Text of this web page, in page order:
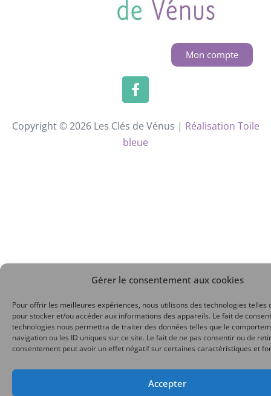
Gérer le consentement aux cookies
Pour offrir les meilleures expériences, nous utilisons des technologies telles
pour stocker et/ou accéder aux informations des appareils. Le fait de
technologies nous permettra de traiter des données telles que le
navigation ou les ID uniques sur ce site. Le fait de ne pas consentir ou de
consentement peut avoir un effet négatif sur certaines caractéristiques et
Accepter
Mon compte
Copyright © 2026 Les Clés de Vénus | Réalisation Toile
bleue